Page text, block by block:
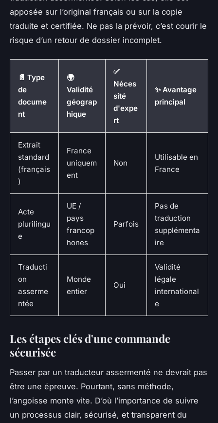
apposée sur l’original français ou sur la copie
traduite et certifiée. Ne pas la prévoir, c’est courir le
risque d’un retour de dossier incomplet.
📄 Type
de
docume
nt
🌍
Validité
géograp
hique
✅
Néces
sité
d'expe
rt
✨ Avantage
principal
Extrait
standard
(français
)
France
uniquem
ent
Non
Utilisable en
France
Acte
plurilingu
e
UE /
pays
francop
hones
Parfois
Pas de
traduction
supplémenta
ire
Traducti
on
asserme
ntée
Monde
entier
Oui
Validité
légale
international
e
Les étapes clés d'une commande
sécurisée
Passer par un traducteur assermenté ne devrait pas
être une épreuve. Pourtant, sans méthode,
l’angoisse monte vite. D’où l’importance de suivre
un processus clair, sécurisé, et transparent du